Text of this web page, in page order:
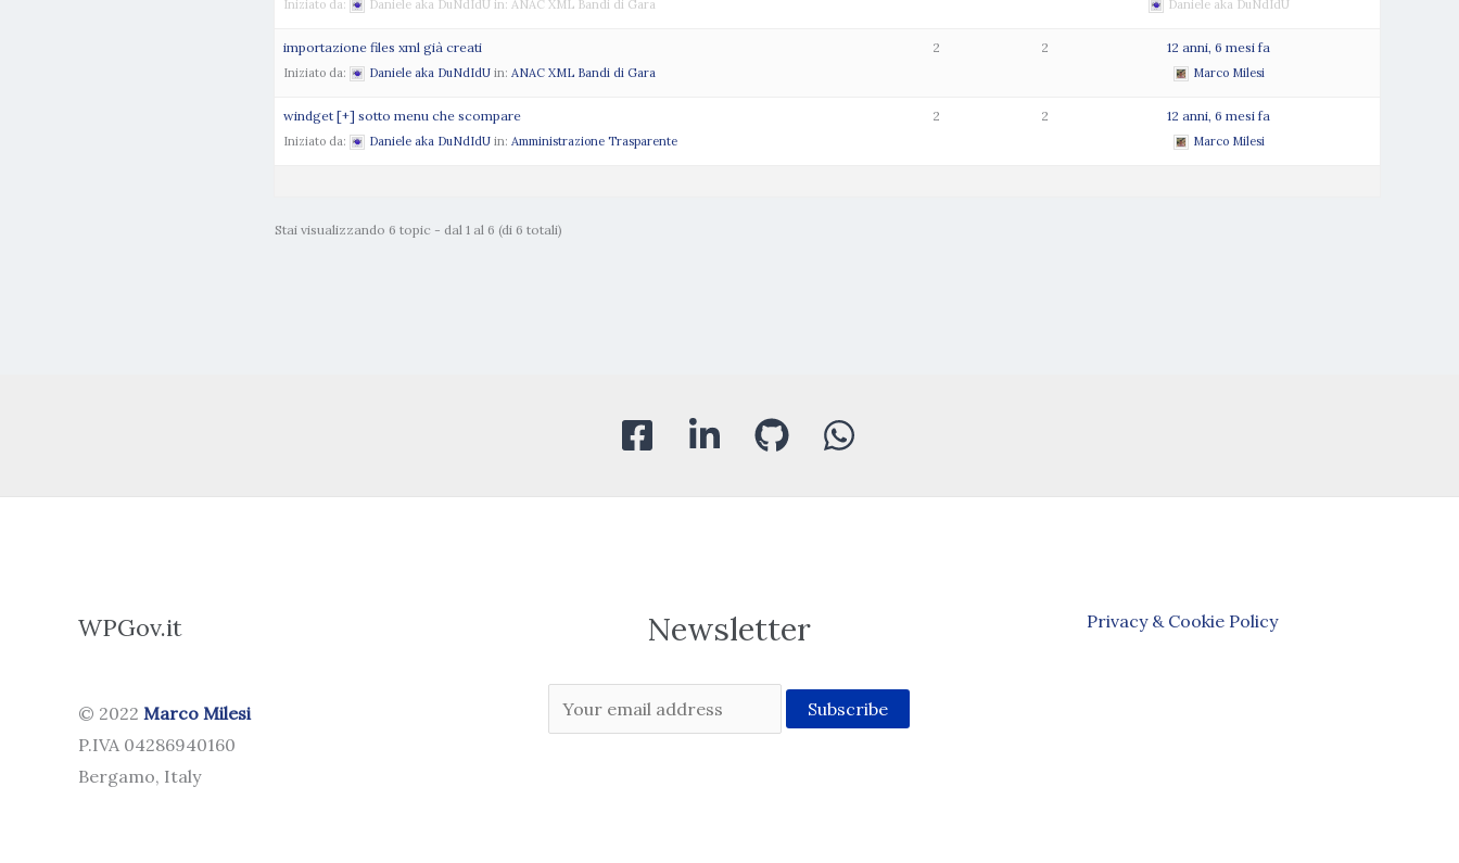
Iniziato da: Daniele aka DuNdIdU in: ANAC XML Bandi di Gara Daniele aka DuNdIdU
importazione files xml già creati
Iniziato da: Daniele aka DuNdIdU in: ANAC XML Bandi di Gara
2 2 12 anni, 6 mesi fa
Marco Milesi
windget [+] sotto menu che scompare
Iniziato da: Daniele aka DuNdIdU in: Amministrazione Trasparente
2 2 12 anni, 6 mesi fa
Marco Milesi
Stai visualizzando 6 topic - dal 1 al 6 (di 6 totali)
WPGov.it
© 2022 Marco Milesi
P.IVA 04286940160
Bergamo, Italy
Newsletter Privacy & Cookie Policy